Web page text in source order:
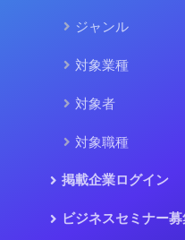
ジャンル
対象業種
対象者
対象職種
掲載企業ログイン
ビジネスセミナー